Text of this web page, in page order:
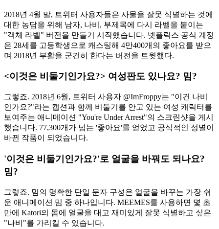
2018년 4월 말, 트위터 사용자들은 사물을 잘못 식별하는 것에
대한 농담을 위해 남자, 나비, 부제목에 다시 라벨을 붙이는
"객체 라벨" 버전을 만들기 시작했습니다. 넷플릭스 공식 계정
은 28세를 고등학생으로 캐스팅해 4만400개의 좋아요를 받으
며 2018년 부활을 굳건히 한다는 버전을 트윗했다.
<이것은 비둘기인가요?> 여성판도 있나요? 밈?
그렇죠. 2018년 6월, 트위터 사용자 @ImFroppy는 "이건 나비
인가요?"라는 캡션과 함께 비둘기를 안고 있는 여성 캐릭터를
보여주는 애니메이션 "You're Under Arrest"의 스크린샷을 게시
했습니다. 77,300개가 넘는 '좋아요'를 얻었고 공식적인 성별이
바뀐 작품이 되었습니다.
'이것은 비둘기인가요?'로 얼굴을 바꿔도 되나요?
밈?
그렇죠. 밈의 명확한 단일 문자 구성은 얼굴을 바꾸는 가장 쉬
운 애니메이션 밈 중 하나입니다. MEEMES를 사용하면 몇 초
만에 Katori의 몸에 얼굴을 대고 재미있게 잘못 식별하고 싶은
"나비"를 가리킬 수 있습니다.